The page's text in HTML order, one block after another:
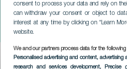
consent to process your data and rely on
can withdraw your consent or object to
interest at any time by clicking on “Learn
website.
We and our partners process data for the
Personalised advertising and content,
research and services development, Precise
Squadra verso
TENERIFE
Imagen
Listado